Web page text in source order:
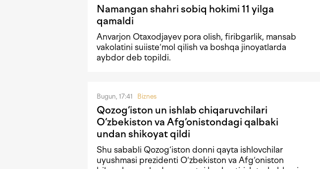
Namangan shahri sobiq hokimi 11 yilga
qamaldi
Anvarjon Otaxodjayev pora olish, firibgarlik, mansab
vakolatini suiiste‘mol qilish va boshqa jinoyatlarda
aybdor deb topildi.
Bugun, 17:41 Biznes
Qozog‘iston un ishlab chiqaruvchilari
O‘zbekiston va Afg‘onistondagi qalbaki
undan shikoyat qildi
Shu sababli Qozog‘iston donni qayta ishlovchilar
uyushmasi prezidenti O‘zbekiston va Afg‘oniston